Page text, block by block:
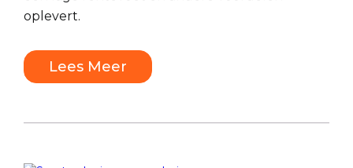
oplevert.
Lees Meer